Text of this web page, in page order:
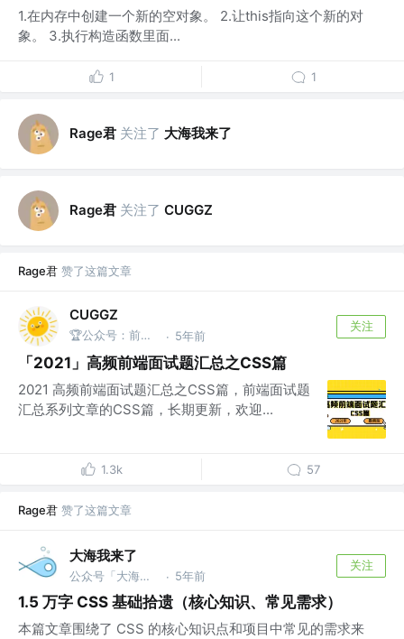
1.在内存中创建一个新的空对象。 2.让this指向这个新的对
象。 3.执行构造函数里面...
1 1
Rage君 关注了 大海我来了
Rage君 关注了 CUGGZ
Rage君 赞了这篇文章
CUGGZ
🏆公众号：前端充电宝 · 5年前
关注
「2021」高频前端面试题汇总之CSS篇
2021 高频前端面试题汇总之CSS篇，前端面试题
汇总系列文章的CSS篇，长期更新，欢迎...
1.3k 57
Rage君 赞了这篇文章
大海我来了
公众号「大海我来了」 @bm · 5年前
关注
1.5 万字 CSS 基础拾遗（核心知识、常见需求）
本篇文章围绕了 CSS 的核心知识点和项目中常见的需求来